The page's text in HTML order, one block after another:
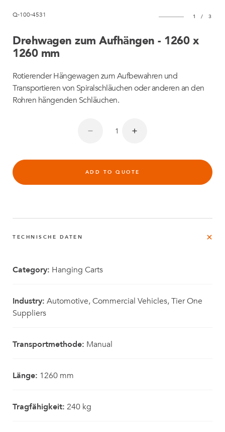
Q-100-4531 1 / 3
Drehwagen zum Aufhängen - 1260 x
1260 mm
Rotierender Hängewagen zum Aufbewahren und
Transportieren von Spiralschläuchen oder anderen an den
Rohren hängenden Schläuchen.
ADD TO QUOTE
TECHNISCHE DATEN
Category: Hanging Carts
Industry: Automotive, Commercial Vehicles, Tier One
Suppliers
Transportmethode: Manual
Länge: 1260 mm
Tragfähigkeit: 240 kg